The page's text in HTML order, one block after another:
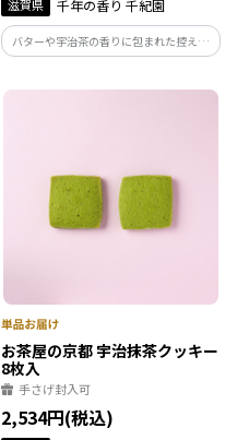
滋賀県 千年の香り 千紀園
バターや宇治茶の香りに包まれた控えめ
な甘さのフィナンシェは、世代を超えて
お茶屋の京都 宇治抹茶クッキー
8枚入
手さげ封入可
2,534円(税込)